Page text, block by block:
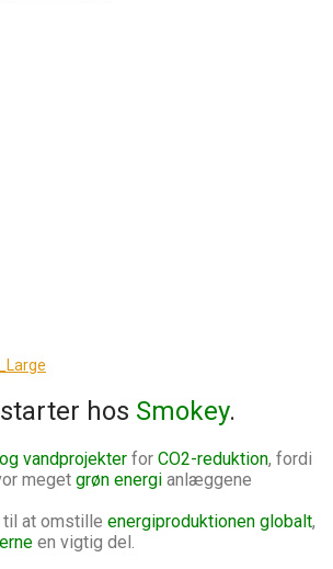
starter hos Smokey.
vandprojekter for CO2-reduktion, fordi
meget grøn energi anlæggene
til at omstille energiproduktionen globalt,
en vigtig del.